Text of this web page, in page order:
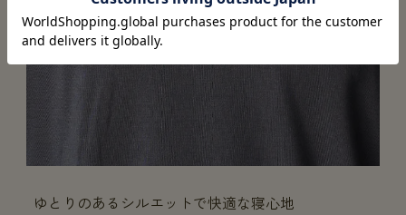
ゆとりのあるシルエットで快適な寝心地